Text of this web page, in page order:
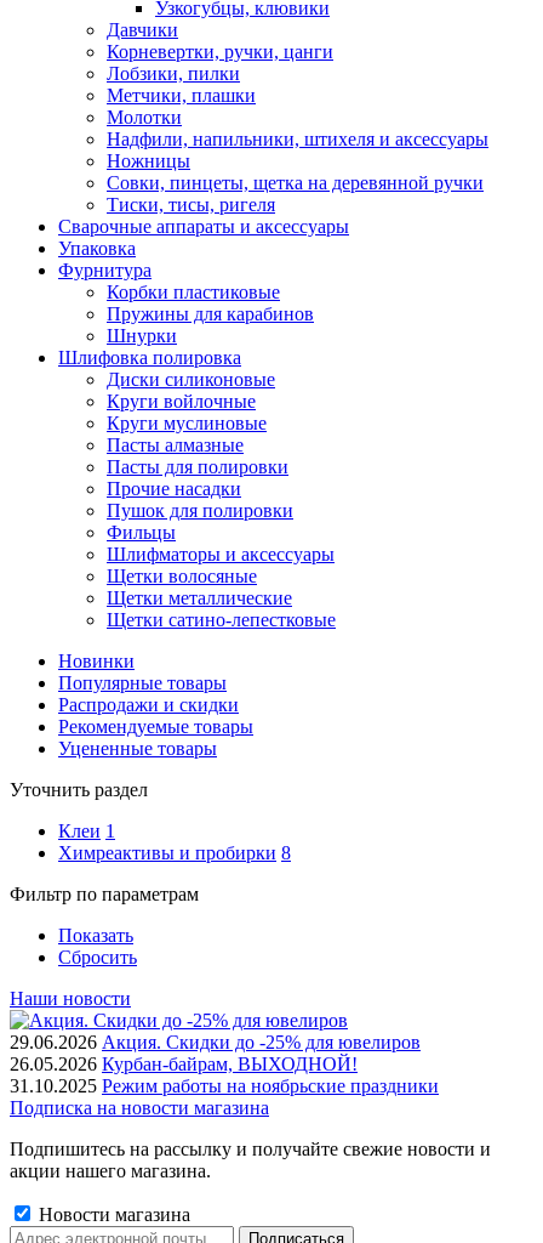
Узкогубцы, клювики
Давчики
Корневертки, ручки, цанги
Лобзики, пилки
Метчики, плашки
Молотки
Надфили, напильники, штихеля и аксессуары
Ножницы
Совки, пинцеты, щетка на деревянной ручки
Тиски, тисы, ригеля
Сварочные аппараты и аксессуары
Упаковка
Фурнитура
Корбки пластиковые
Пружины для карабинов
Шнурки
Шлифовка полировка
Диски силиконовые
Круги войлочные
Круги муслиновые
Пасты алмазные
Пасты для полировки
Прочие насадки
Пушок для полировки
Фильцы
Шлифматоры и аксессуары
Щетки волосяные
Щетки металлические
Щетки сатино-лепестковые
Новинки
Популярные товары
Распродажи и скидки
Рекомендуемые товары
Уцененные товары
Уточнить раздел
Клеи 1
Химреактивы и пробирки 8
Фильтр по параметрам
Показать
Сбросить
Наши новости
29.06.2026 Акция. Скидки до -25% для ювелиров
26.05.2026 Курбан-байрам, ВЫХОДНОЙ!
31.10.2025 Режим работы на ноябрьские праздники
Подписка на новости магазина
Подпишитесь на рассылку и получайте свежие новости и
акции нашего магазина.
Новости магазина